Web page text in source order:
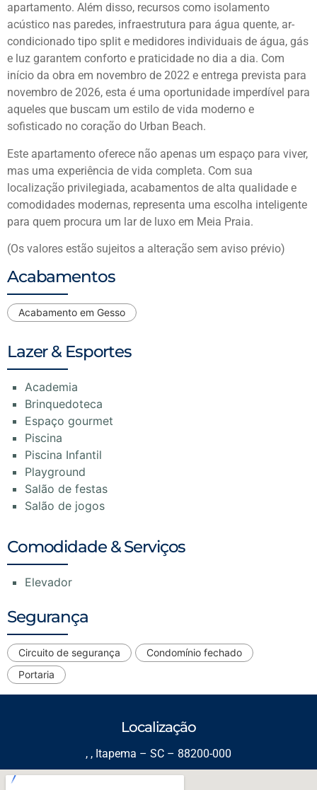
apartamento. Além disso, recursos como isolamento
acústico nas paredes, infraestrutura para água quente, ar-
condicionado tipo split e medidores individuais de água, gás
e luz garantem conforto e praticidade no dia a dia. Com
início da obra em novembro de 2022 e entrega prevista para
novembro de 2026, esta é uma oportunidade imperdível para
aqueles que buscam um estilo de vida moderno e
sofisticado no coração do Urban Beach.
Este apartamento oferece não apenas um espaço para viver,
mas uma experiência de vida completa. Com sua
localização privilegiada, acabamentos de alta qualidade e
comodidades modernas, representa uma escolha inteligente
para quem procura um lar de luxo em Meia Praia.
(Os valores estão sujeitos a alteração sem aviso prévio)
Acabamentos
Acabamento em Gesso
Lazer & Esportes
Academia
Brinquedoteca
Espaço gourmet
Piscina
Piscina Infantil
Playground
Salão de festas
Salão de jogos
Comodidade & Serviços
Elevador
Segurança
Circuito de segurança
Condomínio fechado
Portaria
Localização
, , Itapema – SC – 88200-000